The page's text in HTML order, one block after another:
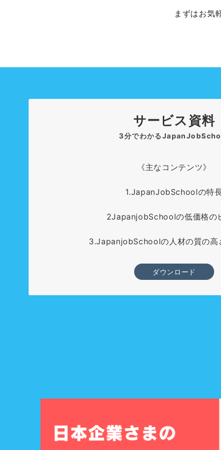
まずはお気
サービス資料
3分でわかる
《主なコンテンツ》
1.JapanJobSchoolの特
2JapanjobSchoolの低価格の
3.JapanjobSchoolの人材の質の高
ダウンロード